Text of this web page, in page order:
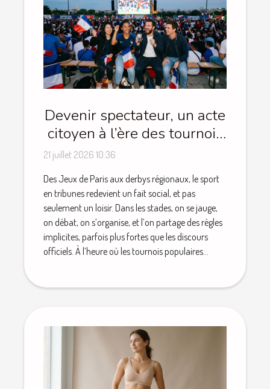
Devenir spectateur, un acte
citoyen à l’ère des tournois
populaires
21 juillet 2026 10:36
Des Jeux de Paris aux derbys régionaux, le sport
en tribunes redevient un fait social, et pas
seulement un loisir. Dans les stades, on se jauge,
on débat, on s’organise, et l’on partage des règles
implicites, parfois plus fortes que les discours
officiels. À l’heure où les tournois populaires...